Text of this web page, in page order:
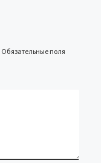
Обязательные поля